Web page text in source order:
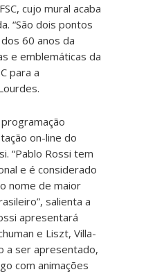
cujo mural acaba
“São dois pontos
60 anos da
e emblemáticas da
para a
on-line do
“Pablo Rossi tem
e é considerado
nome de maior
salienta a
apresentará
e Liszt, Villa-
a ser apresentado,
com animações